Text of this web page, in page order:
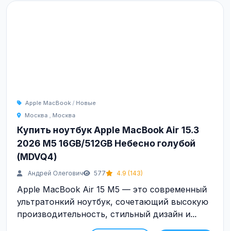
Apple MacBook / Новые
Москва , Москва
Купить ноутбук Apple MacBook Air 15.3
2026 M5 16GB/512GB Небесно голубой
(MDVQ4)
Андрей Олегович 577 4.9 (143)
Apple MacBook Air 15 M5 — это современный
ультратонкий ноутбук, сочетающий высокую
производительность, стильный дизайн и...